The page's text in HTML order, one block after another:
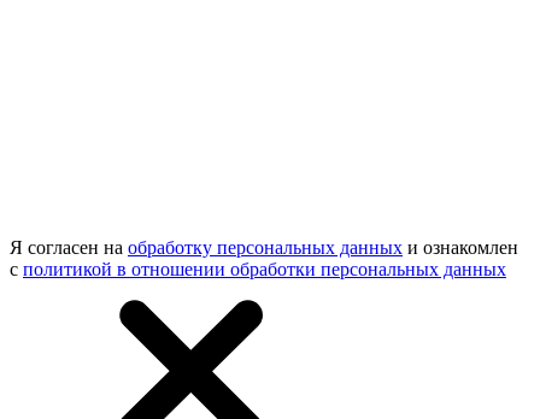
Я согласен на обработку персональных данных и ознакомлен
с политикой в отношении обработки персональных данных